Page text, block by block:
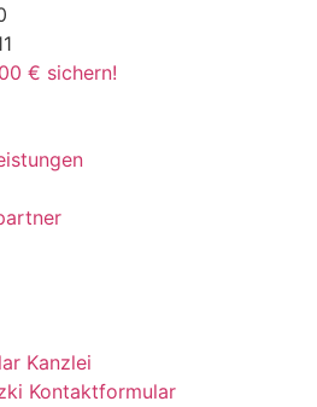
€ sichern!
Kanzlei
Kontaktformular